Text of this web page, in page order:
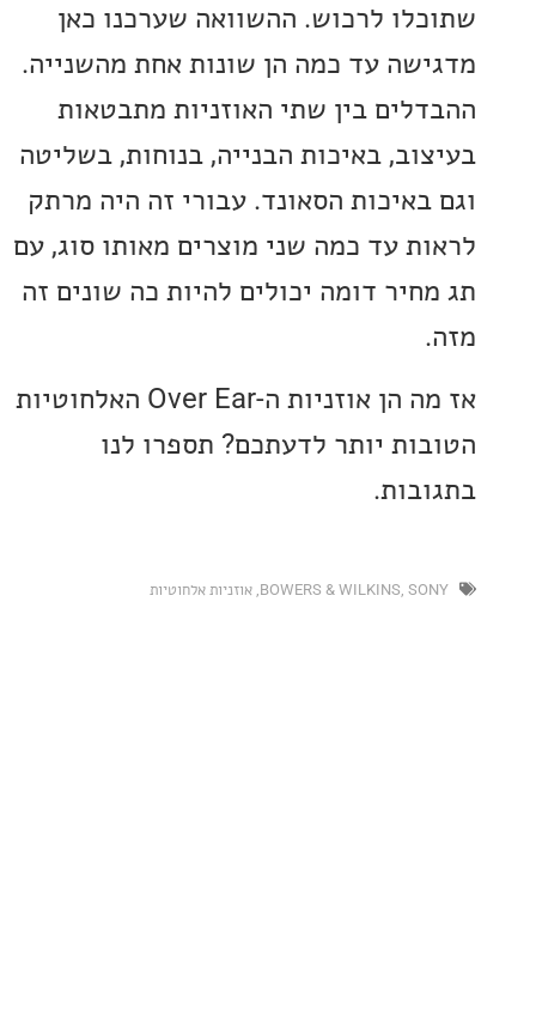
לרכוש. ההשוואה שערכנו כאן
עד כמה הן שונות אחת מהשנייה.
בין שתי האוזניות מתבטאות
באיכות הבנייה, בנוחות, בשליטה
הסאונד. עבורי זה היה מרתק
עד כמה שני מוצרים מאותו סוג, עם
דומה יכולים להיות כה שונים זה
אז מה הן אוזניות ה-Over Ear האלחוטיות
יותר לדעתכם? תספרו לנו
BOWERS & WILKINS
,אוזניות אלחוטיות